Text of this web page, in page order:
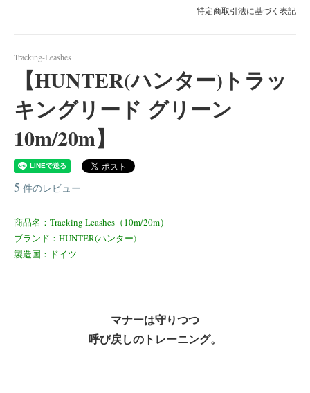
特定商取引法に基づく表記
Tracking-Leashes
【HUNTER(ハンター)トラッ
キングリード グリーン
10m/20m】
5 件のレビュー
商品名：Tracking Leashes（10m/20m）
ブランド：HUNTER(ハンター)
製造国：ドイツ
マナーは守りつつ
呼び戻しのトレーニング。